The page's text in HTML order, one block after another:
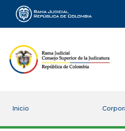
Rama Judicial
Inicio